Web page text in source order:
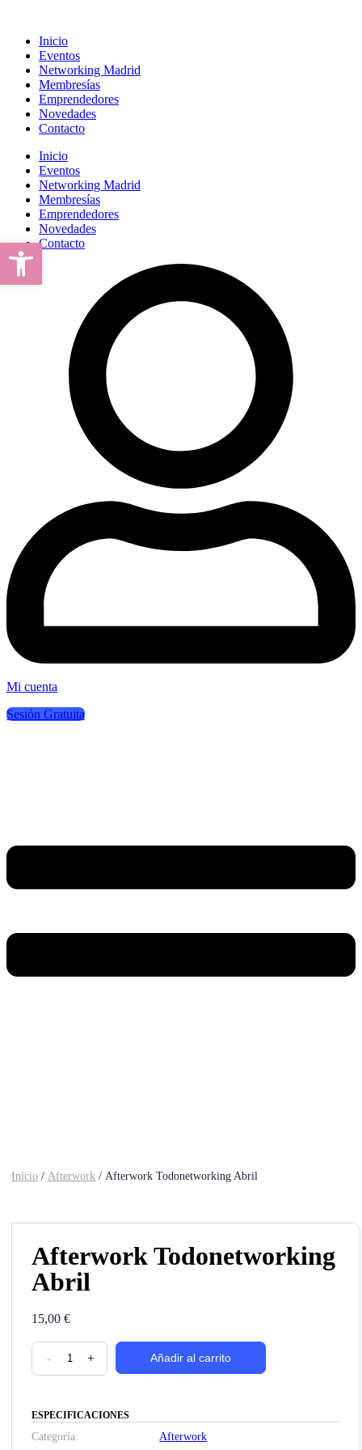
Inicio
Eventos
Networking Madrid
Membresías
Emprendedores
Novedades
Contacto
Inicio
Eventos
Networking Madrid
Membresías
Emprendedores
Novedades
Contacto
Mi cuenta
Sesión Gratuita
Inicio / Afterwork / Afterwork Todonetworking Abril
Afterwork Todonetworking
Abril
15,00€
Afterwork
Todonetworking
Abril
- + Añadir al carrito
ESPECIFICACIONES
Categoría: Afterwork
Abrir barra de herramientas